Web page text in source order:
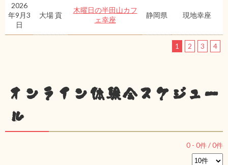
2026
年9月3
日
大場 貢
木曜日の半田山カフ
ェ幸座
静岡県 現地幸座
1 2 3 4
オンライン体験会スケジュー
ル
0 - 0件 /0件